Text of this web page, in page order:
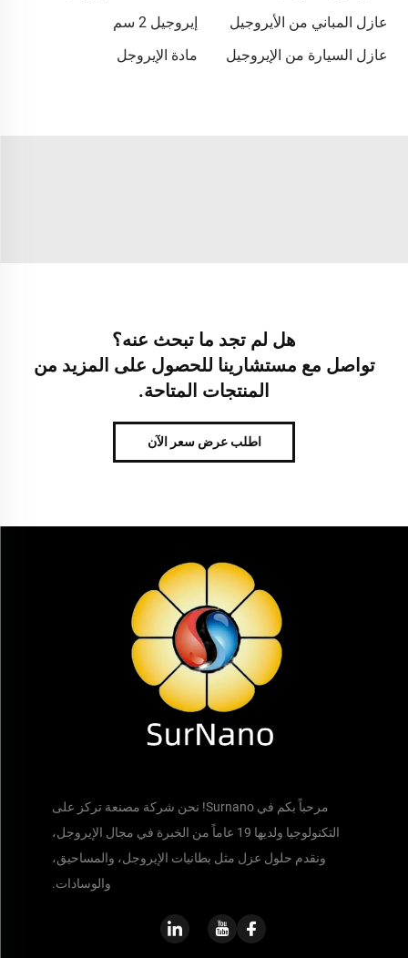
عازل المباني من الأيروجيل
إيروجيل 2 سم
عازل السيارة من الإيروجيل
مادة الإيروجل
هل لم تجد ما تبحث عنه؟
تواصل مع مستشارينا للحصول على المزيد من
المنتجات المتاحة.
اطلب عرض سعر الآن
مرحباً بكم في Surnano! نحن شركة مصنعة تركز على
التكنولوجيا ولديها 19 عاماً من الخبرة في مجال الإيروجل،
ونقدم حلول عزل مثل بطانيات الإيروجل، والمساحيق،
والوسادات.